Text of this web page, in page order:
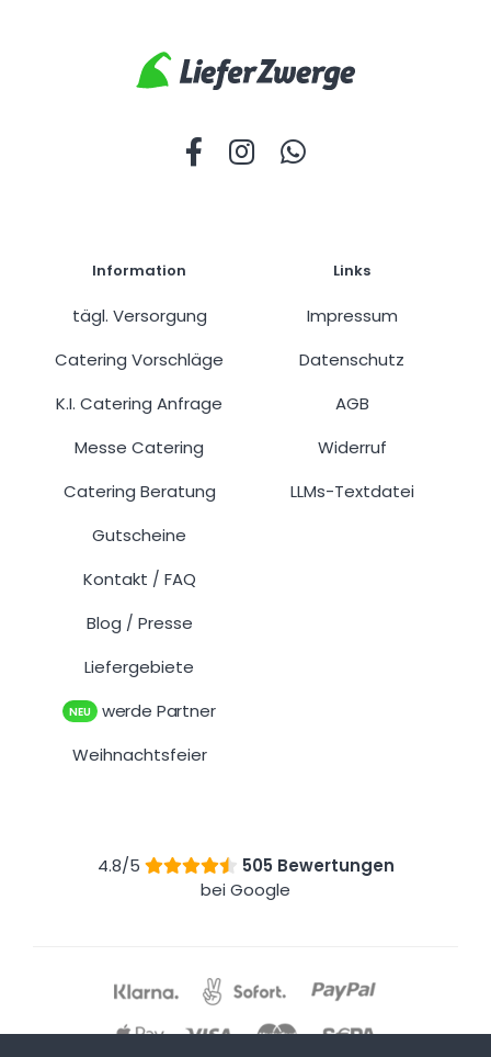
Information
tägl. Versorgung
Catering Vorschläge
K.I. Catering Anfrage
Messe Catering
Catering Beratung
Gutscheine
Kontakt / FAQ
Blog / Presse
Liefergebiete
NEU werde Partner
Weihnachtsfeier
Links
Impressum
Datenschutz
AGB
Widerruf
LLMs-Textdatei
4.8/5
505 Bewertungen
bei Google